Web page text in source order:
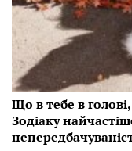
Що в тебе в
Зодіаку